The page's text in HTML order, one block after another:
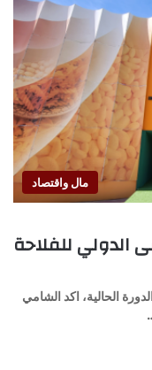
مال واقتصاد
15 للملتقى الدولي للفلاحة
الحالية، اكد الشامي